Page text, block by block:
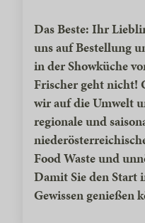
Das Beste: Ihr
uns auf Bestellung
in der Showküche
Frischer geht nicht!
wir auf die Umwelt
regionale und
Food Waste und
Damit Sie den Start
Gewissen genießen